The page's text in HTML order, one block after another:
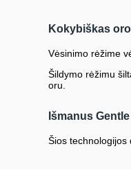
Kokybiškas
Vėsinimo rėžime
Šildymo rėžimu
oru.
Išmanus
Šios technologijos